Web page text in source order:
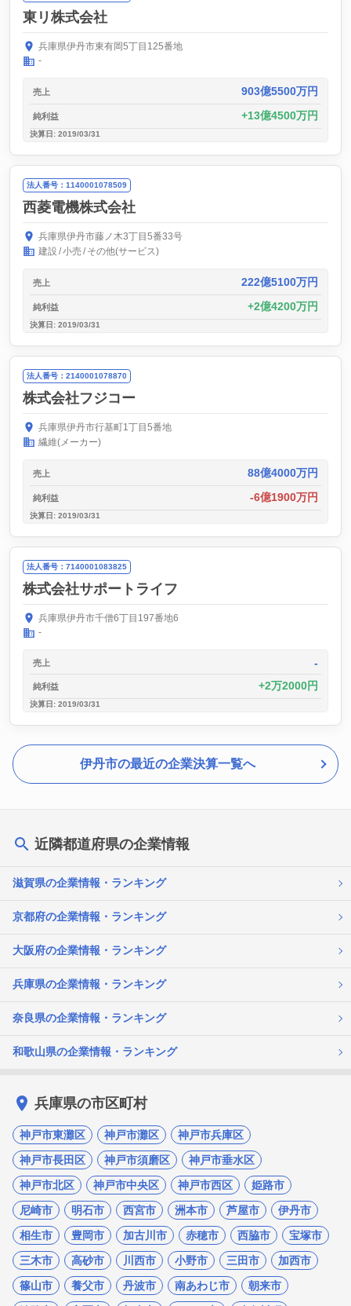
東リ株式会社
兵庫県伊丹市東有岡5丁目125番地
-
売上 903億5500万円
純利益 13億4500万円
決算日: 2019/03/31
法人番号：1140001078509
西菱電機株式会社
兵庫県伊丹市藤ノ木3丁目5番33号
建設 小売 その他(サービス)
売上 222億5100万円
純利益 2億4200万円
決算日: 2019/03/31
法人番号：2140001078870
株式会社フジコー
兵庫県伊丹市行基町1丁目5番地
繊維(メーカー)
売上 88億4000万円
純利益 -6億1900万円
決算日: 2019/03/31
法人番号：7140001083825
株式会社サポートライフ
兵庫県伊丹市千僧6丁目197番地6
-
売上 -
純利益 2万2000円
決算日: 2019/03/31
伊丹市の最近の企業決算一覧へ
近隣都道府県の企業情報
滋賀県の企業情報・ランキング
京都府の企業情報・ランキング
大阪府の企業情報・ランキング
兵庫県の企業情報・ランキング
奈良県の企業情報・ランキング
和歌山県の企業情報・ランキング
兵庫県の市区町村
神戸市東灘区 神戸市灘区
神戸市兵庫区
神戸市長田区
神戸市須磨区
神戸市垂水区
神戸市北区
神戸市中央区 神戸市西区
姫路市
尼崎市
明石市 西宮市 洲本市 芦屋市
伊丹市
相生市
豊岡市 加古川市 赤穂市 西脇市
宝塚市
三木市
高砂市 川西市 小野市 三田市
加西市
篠山市
養父市 丹波市 南あわじ市
朝来市